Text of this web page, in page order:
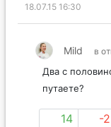
18.07.15 16:30
Mild в
Два с
путаете?
14 -2